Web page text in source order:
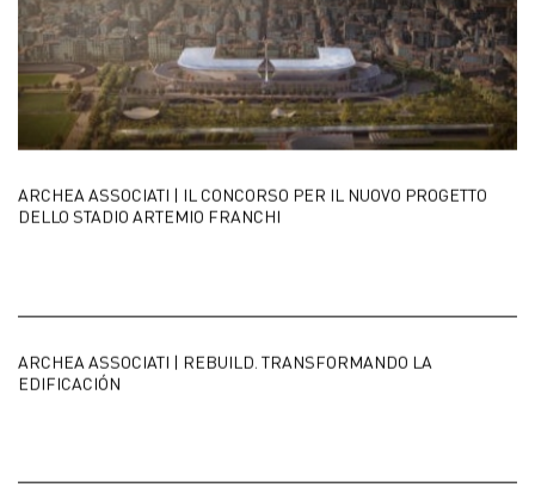
ARCHEA ASSOCIATI | IL CONCORSO PER IL NUOVO PROGETTO
DELLO STADIO ARTEMIO FRANCHI
ARCHEA ASSOCIATI | REBUILD. TRANSFORMANDO LA
EDIFICACIÓN